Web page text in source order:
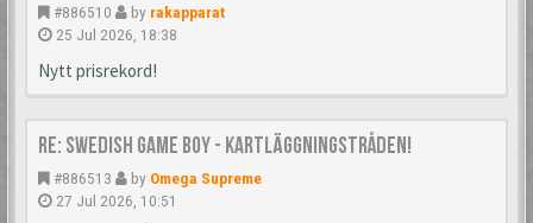
#886510 by rakapparat
25 Jul 2026, 18:38
Nytt prisrekord!
Re: Swedish Game Boy - Kartläggningstråden!
#886513 by Omega Supreme
27 Jul 2026, 10:51